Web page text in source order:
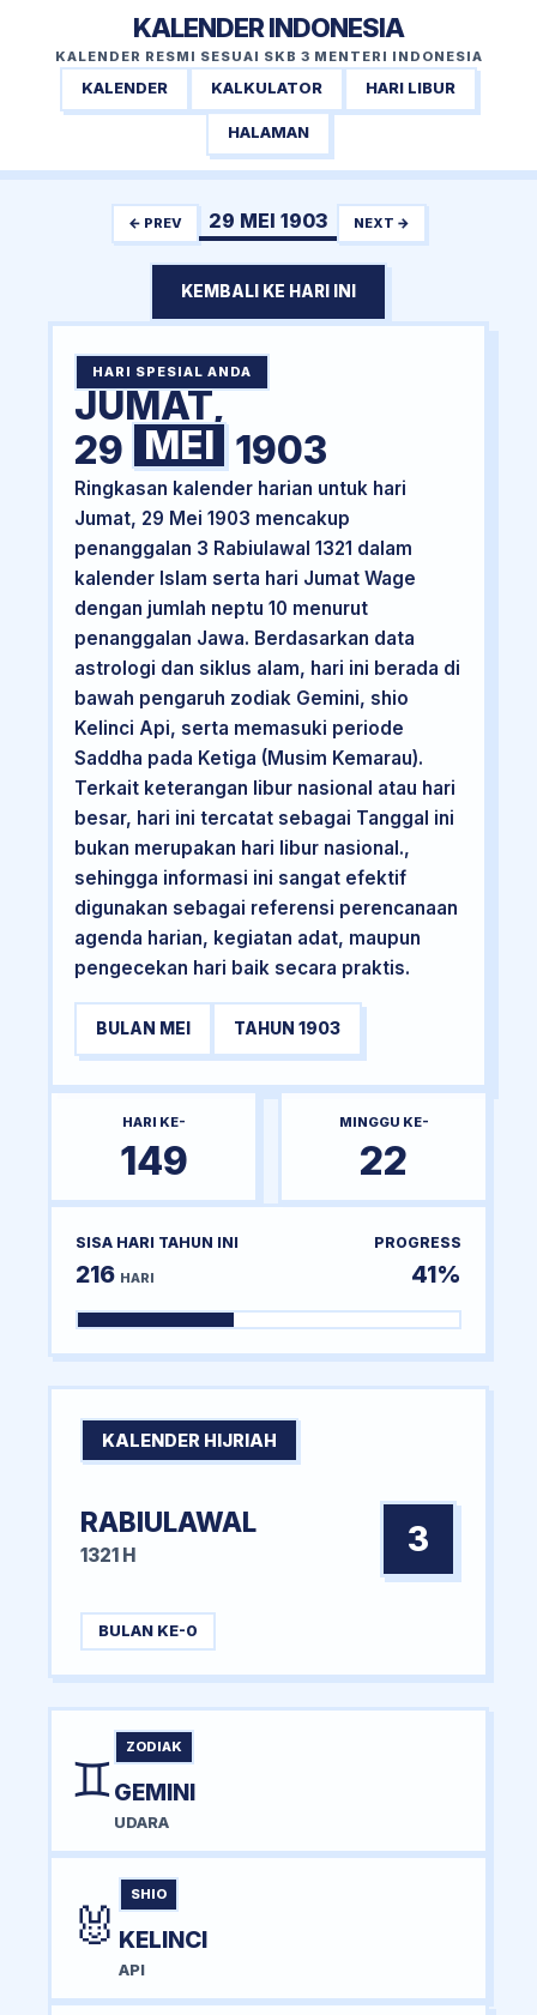
KALENDER INDONESIA
KALENDER RESMI SESUAI SKB 3 MENTERI INDONESIA
KALENDER KALKULATOR HARI LIBUR
HALAMAN
← PREV 29 MEI 1903 NEXT →
KEMBALI KE HARI INI
HARI SPESIAL ANDA
JUMAT,
29 MEI 1903
Ringkasan kalender harian untuk hari
Jumat, 29 Mei 1903 mencakup
penanggalan 3 Rabiulawal 1321 dalam
kalender Islam serta hari Jumat Wage
dengan jumlah neptu 10 menurut
penanggalan Jawa. Berdasarkan data
astrologi dan siklus alam, hari ini berada di
bawah pengaruh zodiak Gemini, shio
Kelinci Api, serta memasuki periode
Saddha pada Ketiga (Musim Kemarau).
Terkait keterangan libur nasional atau hari
besar, hari ini tercatat sebagai Tanggal ini
bukan merupakan hari libur nasional.,
sehingga informasi ini sangat efektif
digunakan sebagai referensi perencanaan
agenda harian, kegiatan adat, maupun
pengecekan hari baik secara praktis.
BULAN MEI TAHUN 1903
HARI KE-
149
MINGGU KE-
22
SISA HARI TAHUN INI
216 HARI
PROGRESS
41%
KALENDER HIJRIAH
RABIULAWAL
1321 H 3
BULAN KE-0
♊
ZODIAK
GEMINI
UDARA
🐰
SHIO
KELINCI
API